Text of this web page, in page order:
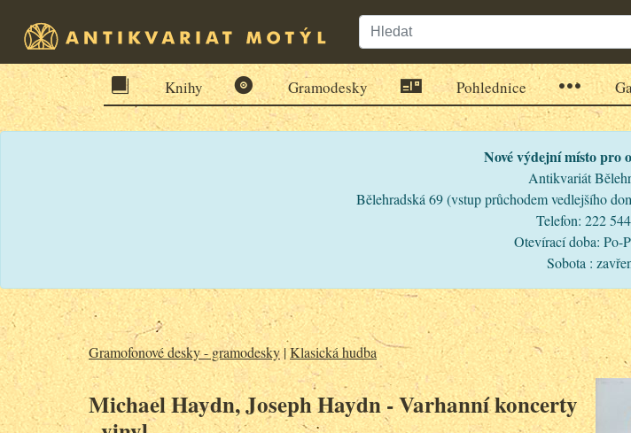
Knihy Gramodesky Pohlednice
Nové výdejní místo pro
Antikvariát
Bělehradská 69 (vstup průchodem vedlejšího
Telefon: 222
Otevírací doba: Po-
Sobota :
Gramofonové desky - gramodesky|Klasická hudba
Michael Haydn, Joseph Haydn - Varhanní koncerty